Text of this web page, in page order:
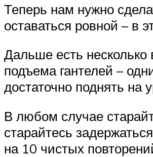
Теперь нам нужно
оставаться ровной – в
Дальше есть
подъема гантелей –
достаточно поднять на
В любом случае
старайтесь
на 10 чистых